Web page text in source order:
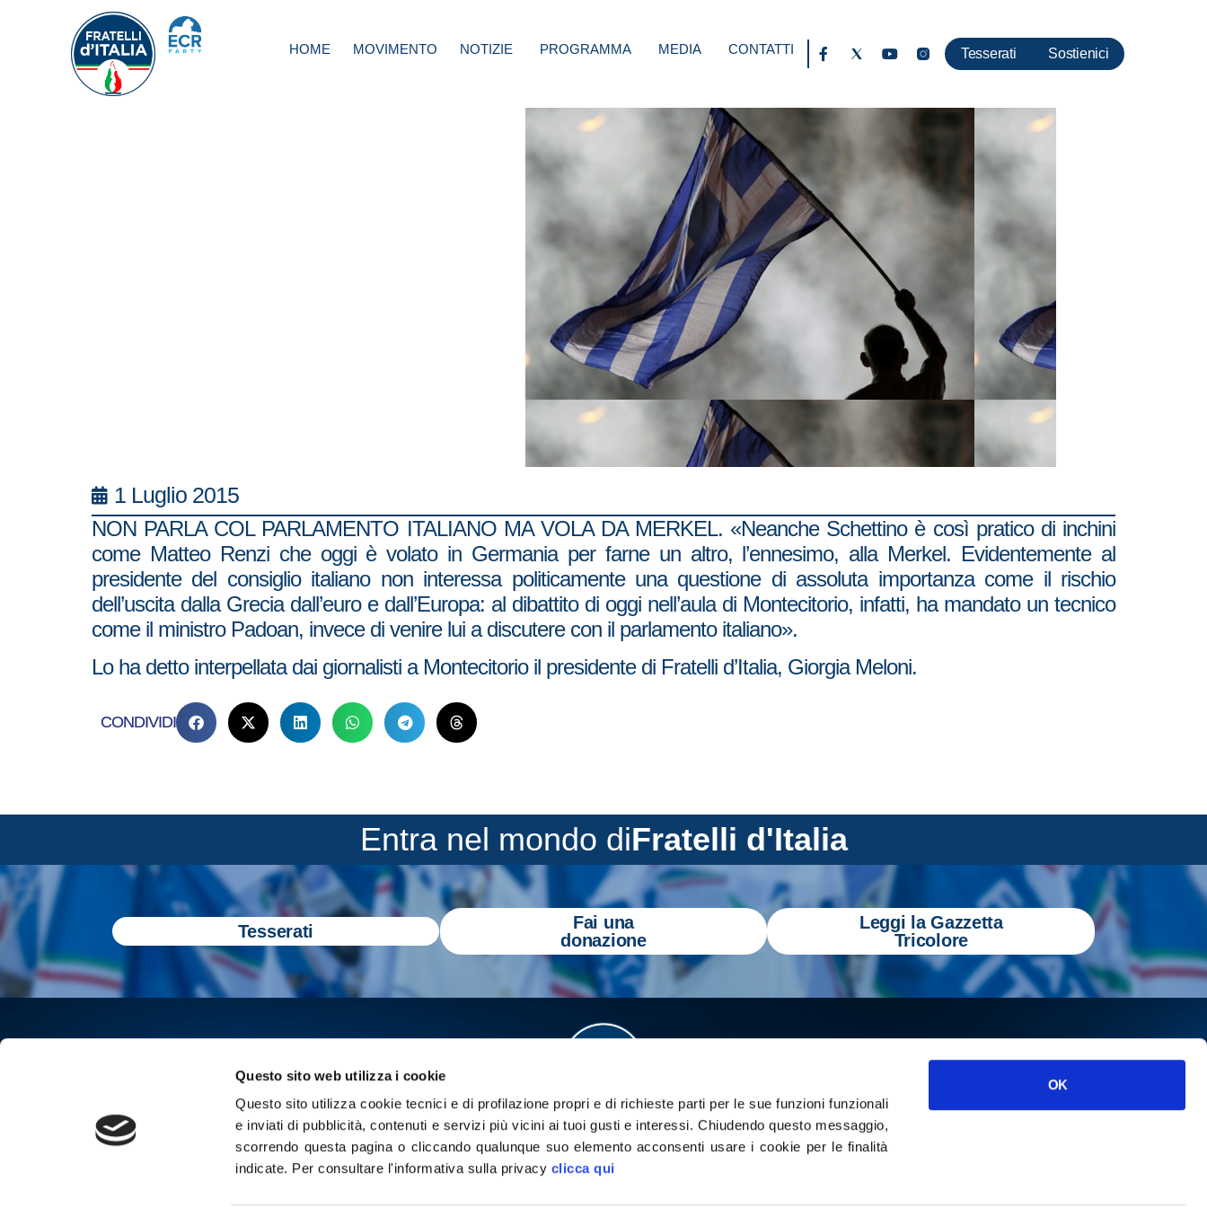
Questo sito web utilizza i cookie
Questo sito utilizza cookie tecnici e di profilazione propri e di richieste parti per le sue funzioni funzionali
e inviati di pubblicità, contenuti e servizi più vicini ai tuoi gusti e interessi.Chiudendo questo messaggio,
scorrendo questa pagina o cliccando qualunque suo elemento acconsenti usare i cookie per le finalità
indicate. Per consultare l'informativa sulla privacy clicca qui
OK
HOME MOVIMENTO NOTIZIE PROGRAMMA MEDIA CONTATTI Tesserati Sostienici
1 Luglio 2015
NON PARLA COL PARLAMENTO ITALIANO MA VOLA DA MERKEL. «Neanche Schettino è così pratico di inchini
come Matteo Renzi che oggi è volato in Germania per farne un altro, l’ennesimo, alla Merkel. Evidentemente al
presidente del consiglio italiano non interessa politicamente una questione di assoluta importanza come il rischio
dell’uscita dalla Grecia dall’euro e dall’Europa: al dibattito di oggi nell’aula di Montecitorio, infatti, ha mandato un tecnico
come il ministro Padoan, invece di venire lui a discutere con il parlamento italiano».
Lo ha detto interpellata dai giornalisti a Montecitorio il presidente di Fratelli d’Italia, Giorgia Meloni.
CONDIVIDI
Entra nel mondo diFratelli d'Italia
Tesserati
Fai una
donazione
Leggi la Gazzetta
Tricolore
Gazzetta Tricolore per tenerti aggiornato